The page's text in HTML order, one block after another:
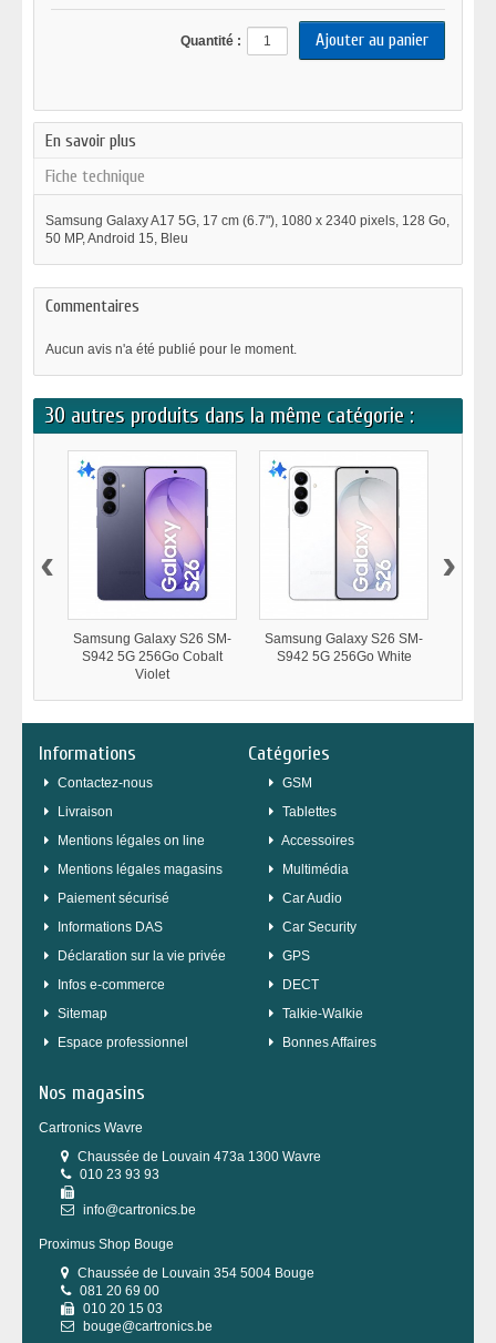
Quantité :
En savoir plus
Fiche technique
Samsung Galaxy A17 5G, 17 cm (6.7"), 1080 x 2340 pixels, 128 Go,
50 MP, Android 15, Bleu
Commentaires
Aucun avis n'a été publié pour le moment.
30 autres produits dans la même catégorie :
Samsung Galaxy S26 SM-
S942 5G 256Go Cobalt
Violet
Samsung Galaxy S26 SM-
S942 5G 256Go White
‹ ›
Informations
Contactez-nous
Livraison
Mentions légales on line
Mentions légales magasins
Paiement sécurisé
Informations DAS
Déclaration sur la vie privée
Infos e-commerce
sitemap
Espace professionnel
Catégories
GSM
Tablettes
Accessoires
Multimédia
Car Audio
Car Security
GPS
DECT
Talkie-Walkie
Bonnes Affaires
Nos magasins
Cartronics Wavre
Chaussée de Louvain 473a 1300 Wavre
010 23 93 93
info@cartronics.be
Proximus Shop Bouge
Chaussée de Louvain 354 5004 Bouge
081 20 69 00
010 20 15 03
bouge@cartronics.be